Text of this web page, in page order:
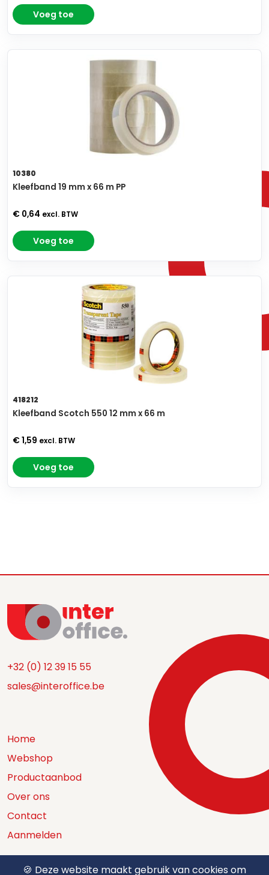
Voeg toe
10380
Kleefband 19 mm x 66 m PP
€ 0,64 excl. BTW
Voeg toe
418212
Kleefband Scotch 550 12 mm x 66 m
€ 1,59 excl. BTW
Voeg toe
+32 (0) 12 39 15 55
sales@interoffice.be
Home
Webshop
Productaanbod
Over ons
Contact
Aanmelden
🍪 Deze website maakt gebruik van cookies om